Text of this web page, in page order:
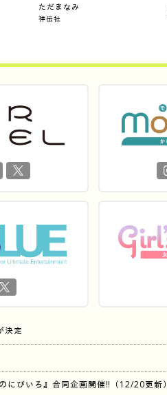
ただまなみ
祥伝社
決定
びいろ』合同企画開催‼︎（12/20更新）